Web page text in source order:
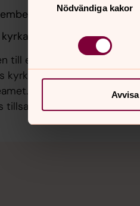
Nödvändiga kakor
Avvisa
16.00
till ekumenisk
kyrka. Medverkande:
gudstjänst
tillsammans med Tannåkers
och Norra Bolmens